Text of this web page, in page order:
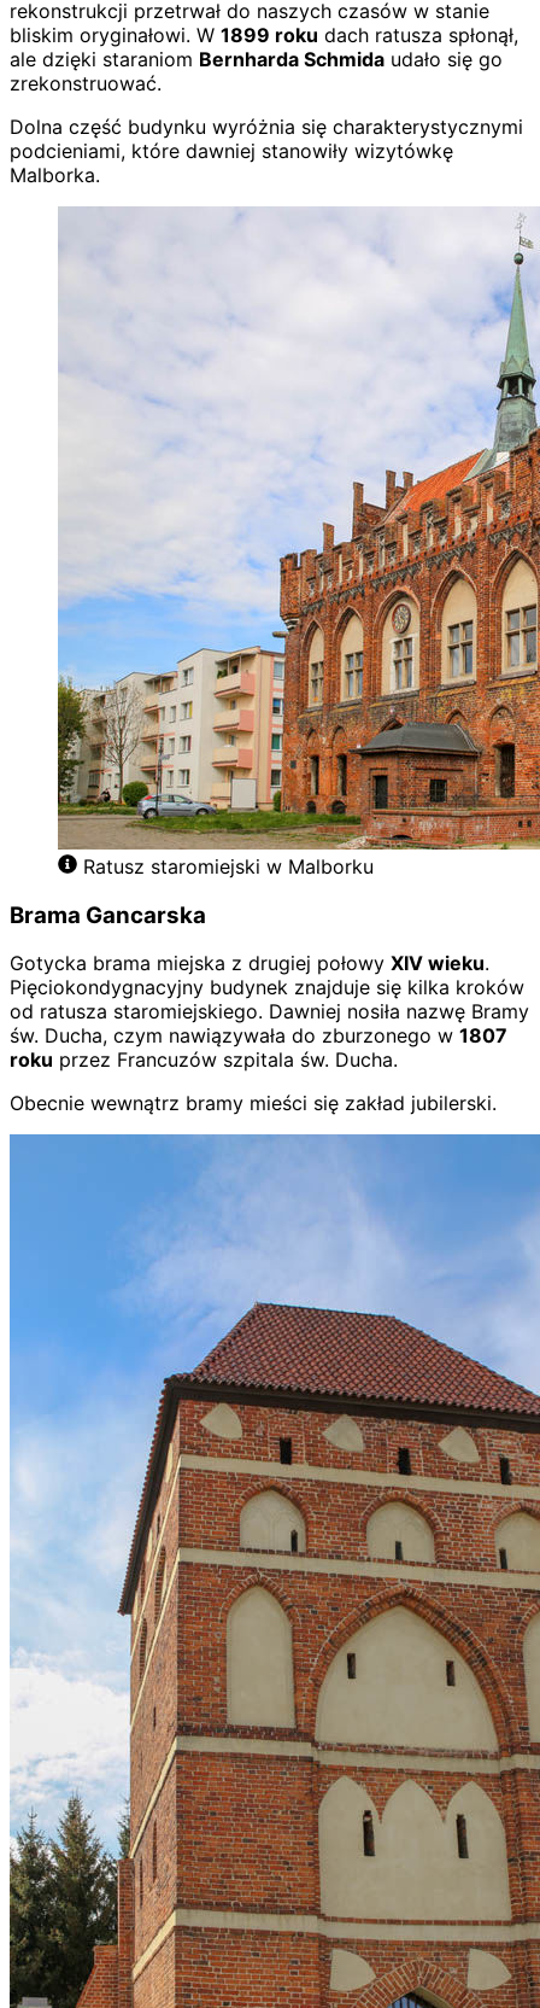
rekonstrukcji przetrwał do naszych czasów w stanie
bliskim oryginałowi. W 1899 roku dach ratusza spłonął,
ale dzięki staraniom Bernharda Schmida udało się go
zrekonstruować.
Dolna część budynku wyróżnia się charakterystycznymi
podcieniami, które dawniej stanowiły wizytówkę
Malborka.
Ratusz staromiejski w Malborku
Brama Gancarska
Gotycka brama miejska z drugiej połowy XIV wieku.
Pięciokondygnacyjny budynek znajduje się kilka kroków
od ratusza staromiejskiego. Dawniej nosiła nazwę Bramy
św. Ducha, czym nawiązywała do zburzonego w 1807
roku przez Francuzów szpitala św. Ducha.
Obecnie wewnątrz bramy mieści się zakład jubilerski.